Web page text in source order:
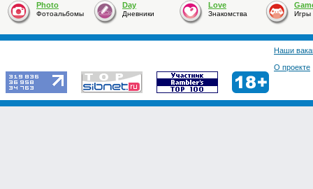
Photo
Фотоальбомы
Day
Дневники
Love
Знакомства Игры
Наши
О проекте